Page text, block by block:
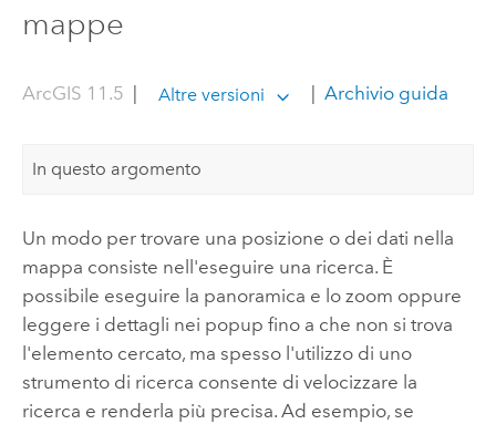
mappe
ArcGIS 11.5 Altre versioni Archivio guida
In questo argomento
Un modo per trovare una posizione o dei dati nella
mappa consiste nell'eseguire una ricerca. È
possibile eseguire la panoramica e lo zoom oppure
leggere i dettagli nei popup fino a che non si trova
l'elemento cercato, ma spesso l'utilizzo di uno
strumento di ricerca consente di velocizzare la
ricerca e renderla più precisa. Ad esempio, se